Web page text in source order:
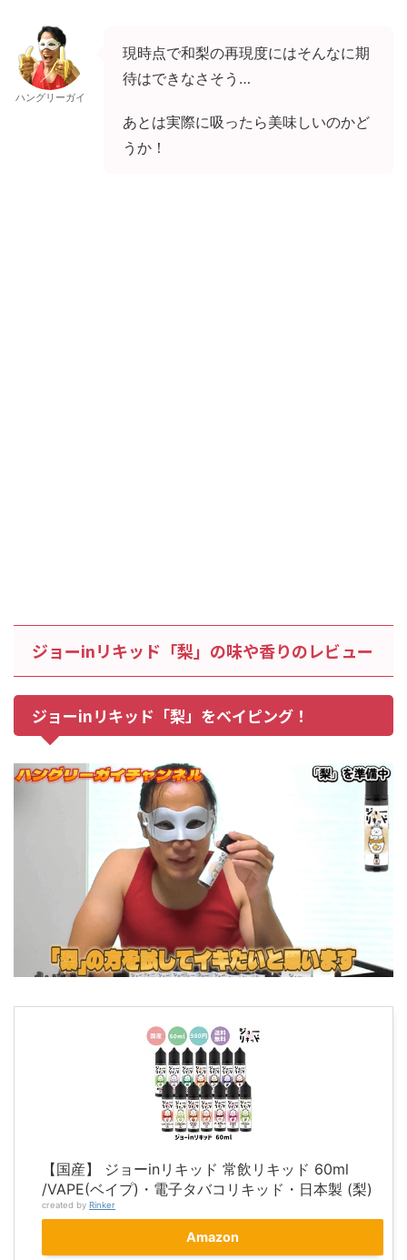
ハングリーガイ
現時点で和梨の再現度にはそんなに期
待はできなさそう…
あとは実際に吸ったら美味しいのかど
うか！
ジョーinリキッド「梨」の味や香りのレビュー
ジョーinリキッド「梨」をベイピング！
【国産】 ジョーinリキッド 常飲リキッド 60ml
/VAPE(ベイプ)・電子タバコリキッド・日本製 (梨)
created by Rinker
Amazon